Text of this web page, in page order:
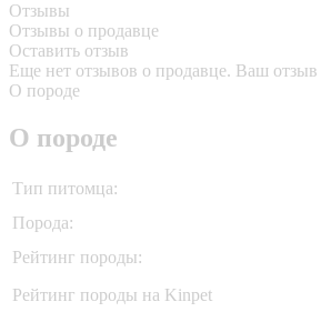
Отзывы
Отзывы о продавце
Оставить отзыв
Еще нет отзывов о продавце. Ваш отзыв
О породе
О породе
Тип питомца:
Порода:
Рейтинг породы:
Рейтинг породы на Kinpet